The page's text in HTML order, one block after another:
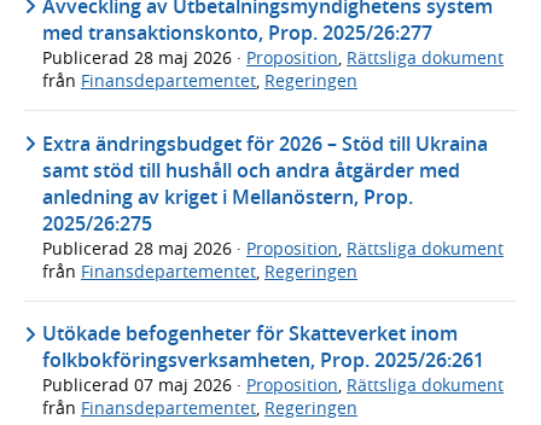
Avveckling av Utbetalningsmyndighetens system
med transaktionskonto, Prop. 2025/26:277
Publicerad 28 maj 2026 · Proposition, Rättsliga dokument
från Finansdepartementet, Regeringen
Extra ändringsbudget för 2026 – Stöd till Ukraina
samt stöd till hushåll och andra åtgärder med
anledning av kriget i Mellanöstern, Prop.
2025/26:275
Publicerad 28 maj 2026 · Proposition Rättsliga dokument
från Finansdepartementet Regeringen
Utökade befogenheter för Skatteverket inom
folkbokföringsverksamheten, Prop. 2025/26:261
Publicerad 07 maj 2026 · Proposition, Rättsliga dokument
från Finansdepartementet, Regeringen